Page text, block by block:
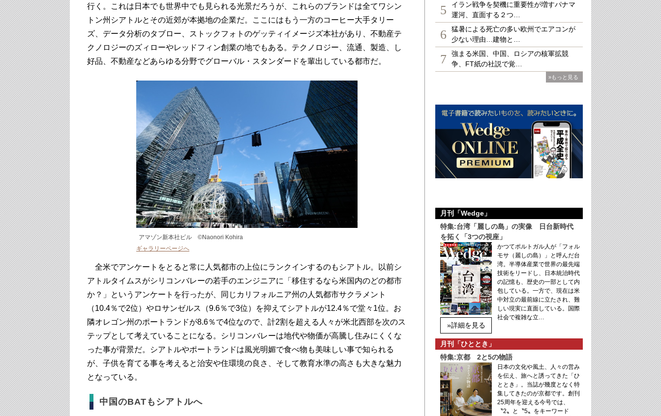
行く。これは日本でも世界中でも見られる光景だろうが、これらのブランドは全てワシン
トン州シアトルとその近郊が本拠地の企業だ。ここにはもう一方のコーヒー大手タリー
ズ、データ分析のタブロー、ストックフォトのゲッティイメージズ本社があり、不動産テ
クノロジーのズィローやレッドフィン創業の地でもある。テクノロジー、流通、製造、し
好品、不動産などあらゆる分野でグローバル・スタンダードを輩出している都市だ。
アマゾン新本社ビル ©️Naonori Kohira
ギャラリーページへ
全米でアンケートをとると常に人気都市の上位にランクインするのもシアトル。以前シ
アトルタイムスがシリコンバレーの若手のエンジニアに「移住するなら米国内のどの都市
か？」というアンケートを行ったが、同じカリフォルニア州の人気都市サクラメント
（10.4％で2位）やロサンゼルス（9.6％で3位）を抑えてシアトルが12.4％で堂々1位。お
隣オレゴン州のポートランドが8.6％で4位なので、計2割を超える人々が米北西部を次のス
テップとして考えていることになる。シリコンバレーは地代や物価が高騰し住みにくくな
った事が背景だ。シアトルやポートランドは風光明媚で食べ物も美味しい事で知られる
が、子供を育てる事を考えると治安や住環境の良さ、そして教育水準の高さも大きな魅力
となっている。
中国のBATもシアトルへ
5
イラン戦争を契機に重要性が増すパナマ
運河、直面する２つ…
6
猛暑による死亡の多い欧州でエアコンが
少ない理由…建物と…
7
強まる米国、中国、ロシアの核軍拡競
争、FT紙の社説で覚…
»もっと見る
月刊「Wedge」
特集:台湾「麗しの島」の実像 日台新時代
を拓く「3つの視座」
»詳細を見る
かつてポルトガル人が「フォル
モサ（麗しの島）」と呼んだ台
湾。半導体産業で世界の最先端
技術をリードし、日本統治時代
の記憶も、歴史の一部として内
包している。一方で、現在は米
中対立の最前線に立たされ、難
しい現実に直面している。国際
社会で複雑な立…
月刊「ひととき」
特集:京都 2と5の物語
日本の文化や風土、人々の営み
を伝え、旅へと誘ってきた「ひ
ととき」。当誌が幾度となく特
集してきたのが京都です。創刊
25周年を迎える今号では、
〝2〟と〝5〟をキーワード